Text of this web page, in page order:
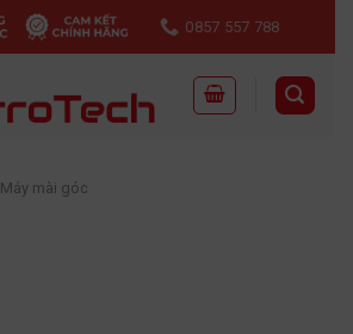
0857 557 788
Máy mài góc